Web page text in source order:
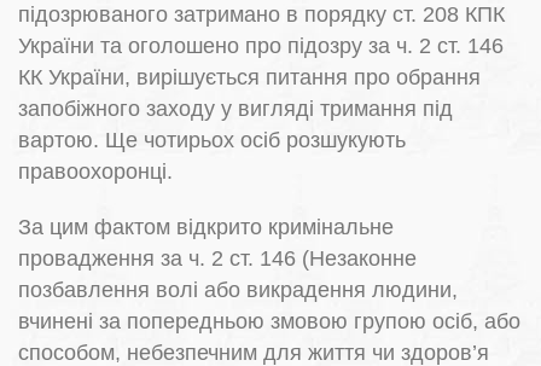
підозрюваного затримано в порядку ст. 208 КПК
України та оголошено про підозру за ч. 2 ст. 146
КК України, вирішується питання про обрання
запобіжного заходу у вигляді тримання під
вартою. Ще чотирьох осіб розшукують
правоохоронці.
За цим фактом відкрито кримінальне
провадження за ч. 2 ст. 146 (Незаконне
позбавлення волі або викрадення людини,
вчинені за попередньою змовою групою осіб, або
способом, небезпечним для життя чи здоров’я